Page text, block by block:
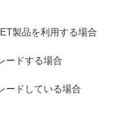
製品を利用する場合
ードする場合
ードしている場合